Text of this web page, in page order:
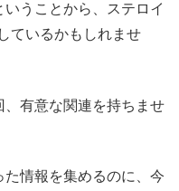
うことから、ステロイ
ているかもしれませ
有意な関連を持ちませ
情報を集めるのに、今